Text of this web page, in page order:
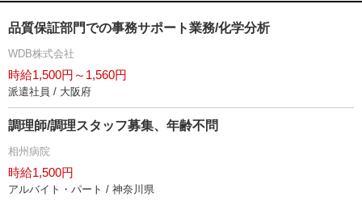
品質保証部門での事務サポート業務/化学分析
WDB株式会社
時給1,500円～1,560円
派遣社員 / 大阪府
調理師/調理スタッフ募集、年齢不問
相州病院
時給1,500円
アルバイト・パート / 神奈川県